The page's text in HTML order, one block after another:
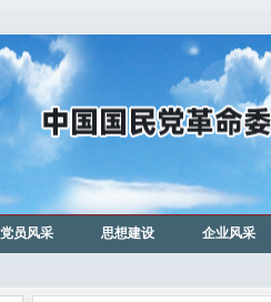
党员风采 思想建设 企业风采